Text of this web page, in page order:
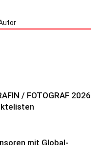
/ FOTOGRAF 2026
mit Global-